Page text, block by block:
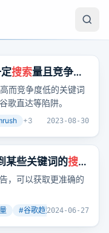
搜索量且竞争小
一些陷阱
而竞争度低的关键词
歌直达等陷阱。
+3 2023-08-30
某些关键词的搜索
，可以获取更准确的
#谷歌趋势 +2
2024-06-27